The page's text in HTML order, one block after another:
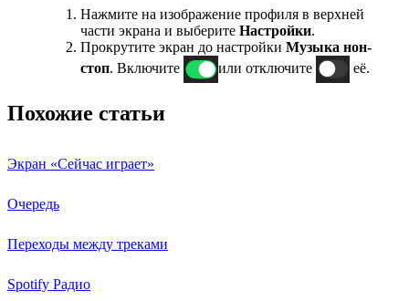
Нажмите на изображение профиля в верхней
части экрана и выберите Настройки.
Прокрутите экран до настройки Музыка нон-
стоп. Включите или отключите её.
Похожие статьи
Экран «Сейчас играет»
Очередь
Переходы между треками
Spotify Радио